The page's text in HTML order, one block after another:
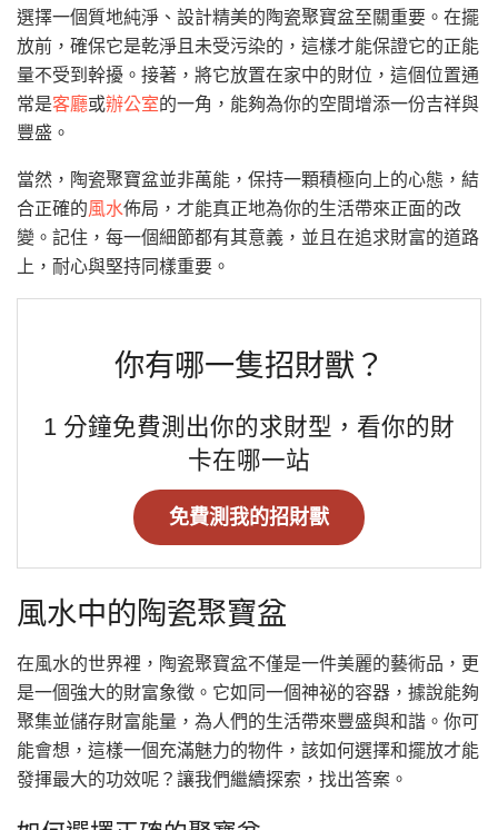
選擇一個質地純淨、設計精美的陶瓷聚寶盆至關重要。在擺
放前，確保它是乾淨且未受污染的，這樣才能保證它的正能
量不受到幹擾。接著，將它放置在家中的財位，這個位置通
常是客廳或辦公室的一角，能夠為你的空間增添一份吉祥與
豐盛。
當然，陶瓷聚寶盆並非萬能，保持一顆積極向上的心態，結
合正確的風水佈局，才能真正地為你的生活帶來正面的改
變。記住，每一個細節都有其意義，並且在追求財富的道路
上，耐心與堅持同樣重要。
你有哪一隻招財獸？
1 分鐘免費測出你的求財型，看你的財
卡在哪一站
免費測我的招財獸
風水中的陶瓷聚寶盆
在風水的世界裡，陶瓷聚寶盆不僅是一件美麗的藝術品，更
是一個強大的財富象徵。它如同一個神祕的容器，據說能夠
聚集並儲存財富能量，為人們的生活帶來豐盛與和諧。你可
能會想，這樣一個充滿魅力的物件，該如何選擇和擺放才能
發揮最大的功效呢？讓我們繼續探索，找出答案。